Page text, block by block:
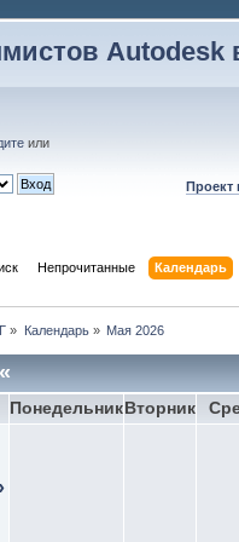
Autodesk
или
Проект
Непрочитанные Календарь
» Календарь» Мая 2026
«
ПонедельникВторник